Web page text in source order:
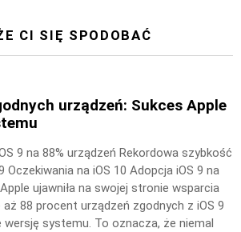
CI SIĘ SPODOBAĆ
urządzeń: Sukces Apple
9 na 88% urządzeń Rekordowa szybkość
Oczekiwania na iOS 10 Adopcja iOS 9 na
ujawniła na swojej stronie wsparcia
88 procent urządzeń zgodnych z iOS 9
systemu. To oznacza, że niemal